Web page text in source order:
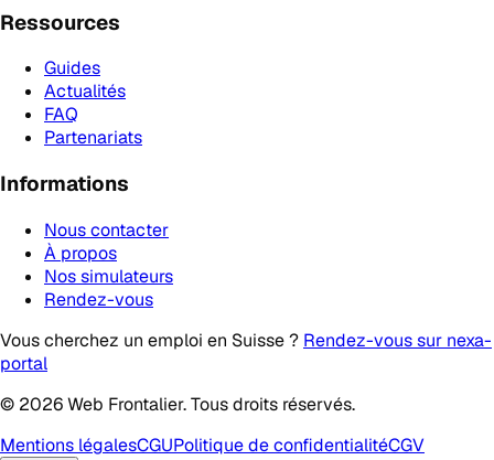
Ressources
Guides
Actualités
FAQ
Partenariats
Informations
Nous contacter
À propos
Nos simulateurs
Rendez-vous
Vous cherchez un emploi en Suisse ? Rendez-vous sur nexa-
portal
© 2026 Web Frontalier. Tous droits réservés.
Mentions légalesCGUPolitique de confidentialitéCGV